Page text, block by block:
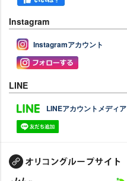
Instagram
Instagramアカウント
LINE
LINEアカウントメディア